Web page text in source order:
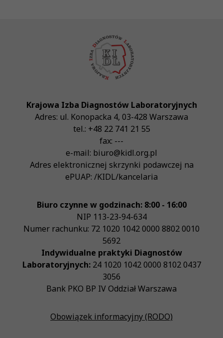
Krajowa Izba Diagnostów Laboratoryjnych
Adres: ul. Konopacka 4, 03-428 Warszawa
tel.: +48 22 741 21 55
fax: ---
e-mail: biuro@kidl.org.pl
Adres elektronicznej skrzynki podawczej na
ePUAP: /KIDL/kancelaria
Biuro czynne w godzinach: 8:00 - 16:00
NIP 113-23-94-634
Numer rachunku: 72 1020 1042 0000 8802 0010
5692
Indywidualne praktyki Diagnostów
Laboratoryjnych:24 1020 1042 0000 8102 0437
3056
Bank PKO BP IV Oddział Warszawa
Obowiązek informacyjny (RODO)